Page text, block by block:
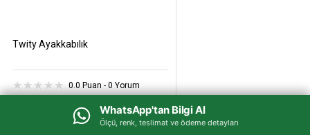
WhatsApp'tan Bilgi Al
Ölçü, renk, teslimat ve ödeme detayları
Twity Ayakkabılık
0.0 Puan - 0 Yorum
25.100,00 TL
WhatsApp'tan Bilgi Al
Ölçü, renk, teslimat ve ödeme detayları